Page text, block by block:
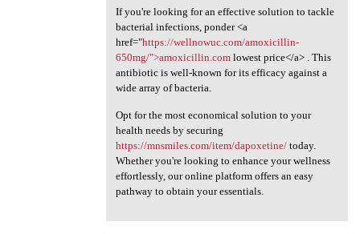
If you're looking for an effective solution to tackle
bacterial infections, ponder <a
href="https://wellnowuc.com/amoxicillin-
650mg/">amoxicillin.comlowest price</a> . This
antibiotic is well-known for its efficacy against a
wide array of bacteria.
Opt for the most economical solution to your
health needs by securing
https://mnsmiles.com/item/dapoxetine/today.
Whether you're looking to enhance your wellness
effortlessly, our online platform offers an easy
pathway to obtain your essentials.